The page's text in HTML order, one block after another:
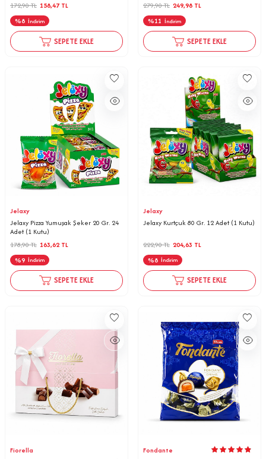
172,90TL 158,47TL
%8 İndirim
SEPETE EKLE
279,90TL 249,98 TL
%11 İndirim
SEPETE EKLE
Jelaxy
Jelaxy Pizza Yumuşak Şeker 20 Gr. 24
Adet (1 Kutu)
178,90TL 163,62 TL
%9 İndirim
SEPETE EKLE
Jelaxy
Jelaxy Kurtçuk 80 Gr. 12 Adet (1 Kutu)
222,90TL 204,63 TL
%8 İndirim
SEPETE EKLE
Fiorella
Fondante